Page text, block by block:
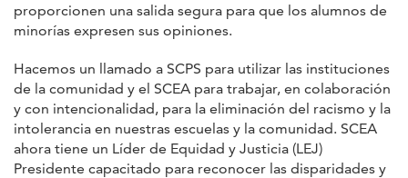
proporcionen una salida segura para que los alumnos de
minorías expresen sus opiniones.
Hacemos un llamado a SCPS para utilizar las instituciones
de la comunidad y el SCEA para trabajar, en colaboración
y con intencionalidad, para la eliminación del racismo y la
intolerancia en nuestras escuelas y la comunidad. SCEA
ahora tiene un Líder de Equidad y Justicia (LEJ)
Presidente capacitado para reconocer las disparidades y